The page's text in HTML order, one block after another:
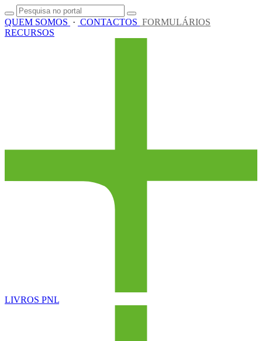
QUEM SOMOS · CONTACTOS FORMULÁRIOS
RECURSOS
LIVROS PNL